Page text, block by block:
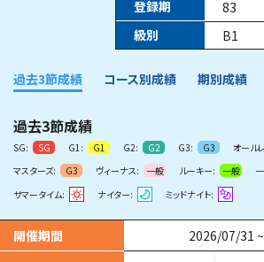
登録期
83
級別
B1
過去3節成績 コース別成績 期別成績
過去3節成績
SG: SG G1: G1 G2: G2 G3: G3 オール
マスターズ:
G3 ヴィーナス: 一般 ルーキー: 一般
サマータイム:
ナイター: ミッドナイト:
開催期間 2026/07/31 ~